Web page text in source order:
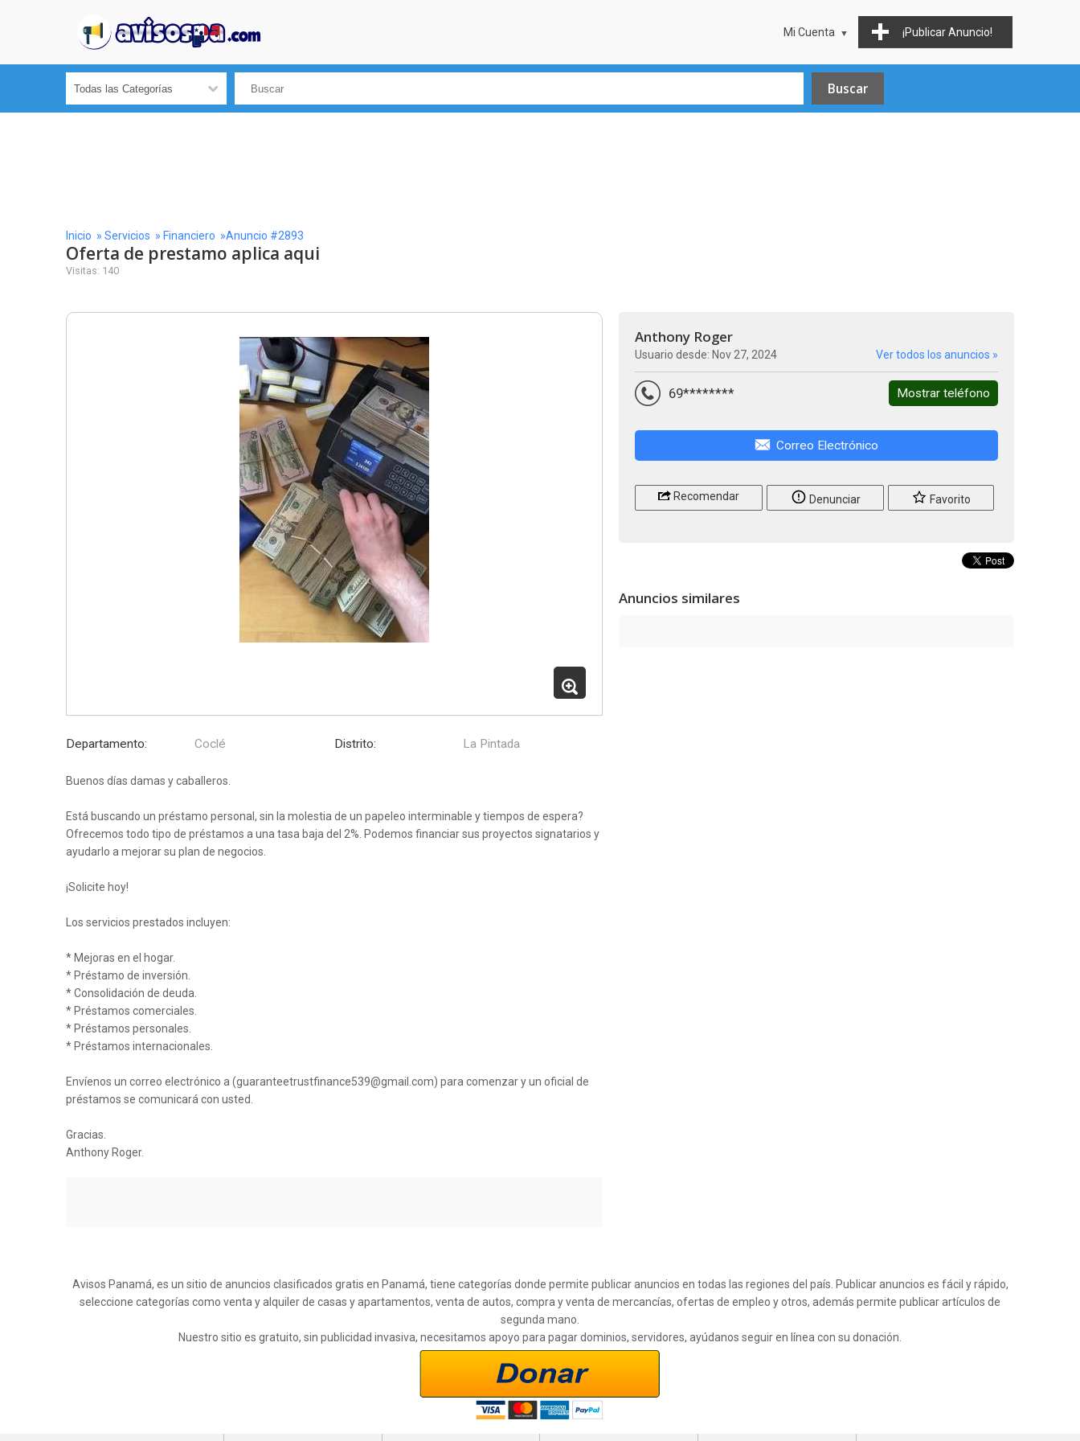
¡Publicar Anuncio!
Mi Cuenta
Inicio » Servicios » Financiero »Anuncio #2893
Oferta de prestamo aplica aqui
Visitas: 140
Departamento: Coclé Distrito: La Pintada
Buenos días damas y caballeros.
Está buscando un préstamo personal, sin la molestia de un papeleo interminable y tiempos de espera?
Ofrecemos todo tipo de préstamos a una tasa baja del 2%. Podemos financiar sus proyectos signatarios y
ayudarlo a mejorar su plan de negocios.
¡Solicite hoy!
Los servicios prestados incluyen:
* Mejoras en el hogar.
* Préstamo de inversión.
* Consolidación de deuda.
* Préstamos comerciales.
* Préstamos personales.
* Préstamos internacionales.
Envíenos un correo electrónico a (guaranteetrustfinance539@gmail.com) para comenzar y un oficial de
préstamos se comunicará con usted.
Gracias.
Anthony Roger.
Anthony Roger
Usuario desde: Nov 27, 2024 Ver todos los anuncios »
69******** Mostrar teléfono
Correo Electrónico
Recomendar Denunciar Favorito
Anuncios similares
Avisos Panamá, es un sitio de anuncios clasificados gratis en Panamá, tiene categorías donde permite publicar anuncios en todas las regiones del país. Publicar anuncios es fácil y rápido,
seleccione categorías como venta y alquiler de casas y apartamentos, venta de autos, compra y venta de mercancías, ofertas de empleo y otros, además permite publicar artículos de
segunda mano.
Nuestro sitio es gratuito, sin publicidad invasiva, necesitamos apoyo para pagar dominios, servidores, ayúdanos seguir en línea con su donación.